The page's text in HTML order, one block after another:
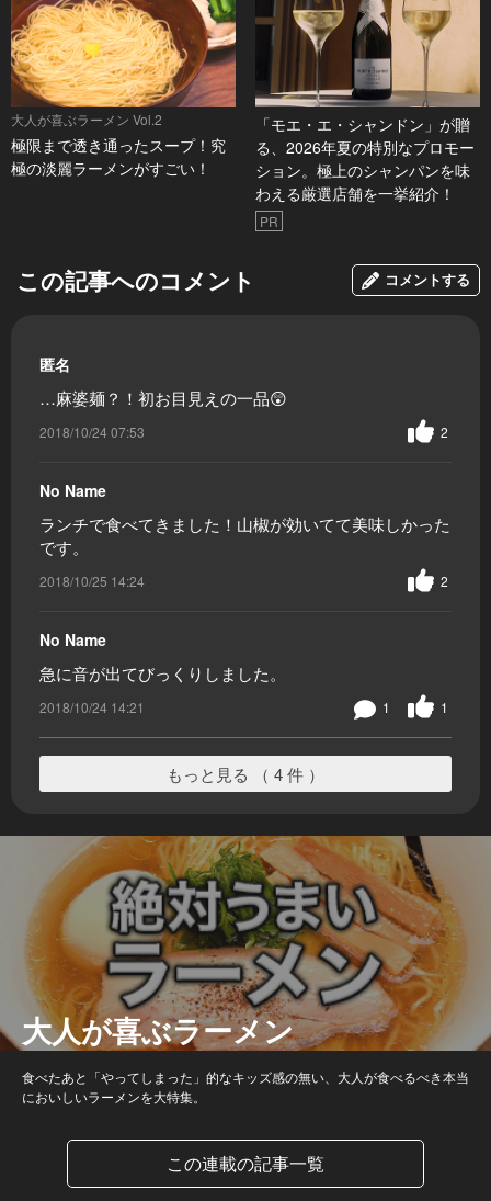
大人が喜ぶラーメン Vol.2
極限まで透き通ったスープ！究
極の淡麗ラーメンがすごい！
「モエ・エ・シャンドン」が贈
る、2026年夏の特別なプロモー
ション。極上のシャンパンを味
わえる厳選店舗を一挙紹介！
PR
この記事へのコメント コメントする
匿名
…麻婆麺？！初お目見えの一品😲
2018/10/24 07:53 2
No Name
ランチで食べてきました！山椒が効いてて美味しかった
です。
2018/10/25 14:24 2
No Name
急に音が出てびっくりしました。
2018/10/24 14:21 1
1
もっと見る （ 4 件 ）
大人が喜ぶラーメン
食べたあと「やってしまった」的なキッズ感の無い、大人が食べるべき本当
においしいラーメンを大特集。
この連載の記事一覧